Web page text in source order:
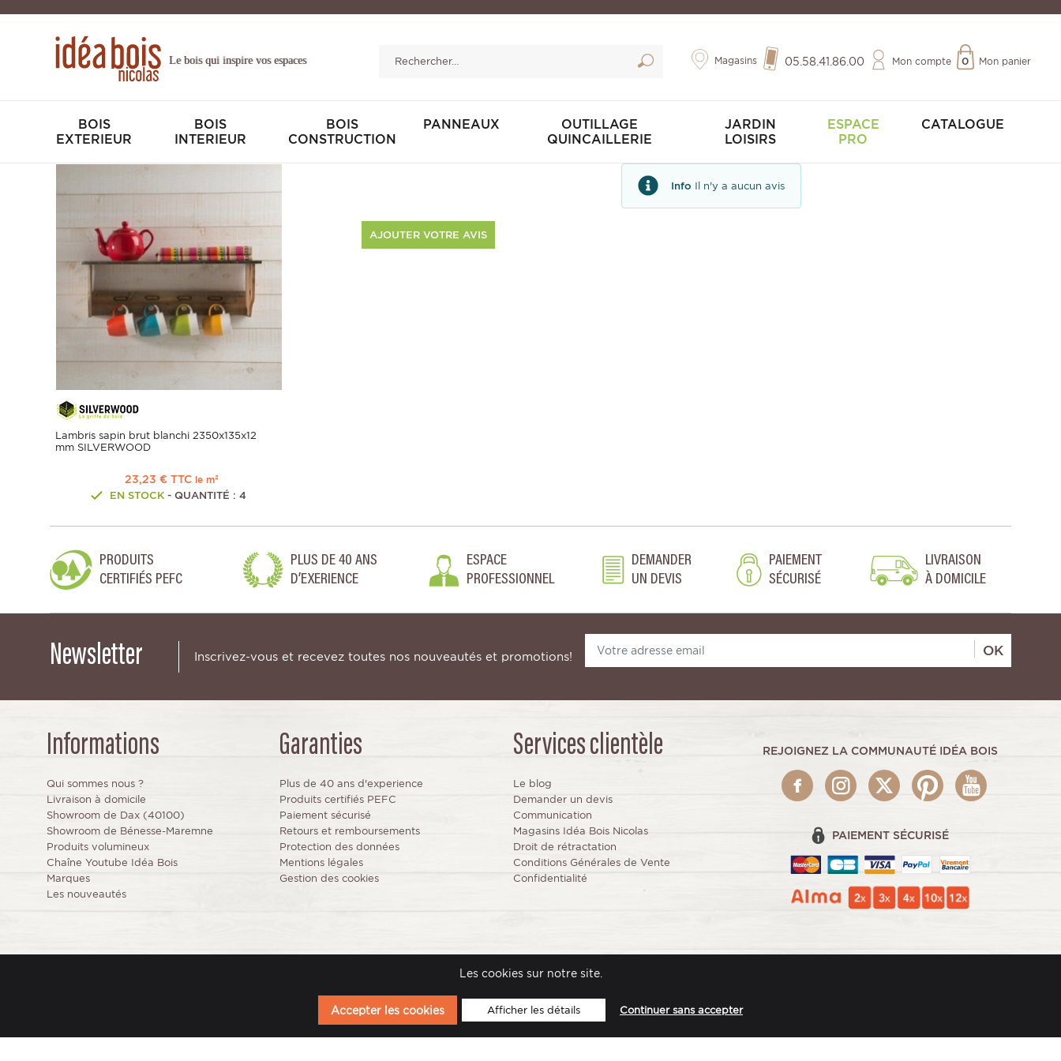
Le bois qui inspire vos espaces Magasins 05.58.41.86.00 Mon compte Mon panier
0
BOIS
EXTERIEUR
BOIS
INTERIEUR
BOIS
CONSTRUCTION
PANNEAUX
OUTILLAGE
QUINCAILLERIE
JARDIN
LOISIRS
ESPACE
PRO
CATALOGUE
Lambris sapin brut blanchi 2350x135x12
mm SILVERWOOD
23,23 € TTC le m²
EN STOCK - QUANTITÉ : 4
Info Il n'y a aucun avis
AJOUTER VOTRE AVIS
PRODUITS
CERTIFIÉS PEFC
PLUS DE 40 ANS
D’EXERIENCE
ESPACE
PROFESSIONNEL
DEMANDER
UN DEVIS
PAIEMENT
SÉCURISÉ
LIVRAISON
À DOMICILE
Newsletter Inscrivez-vous et recevez toutes nos nouveautés et promotions! OK
Informations
Qui sommes nous ?
Livraison à domicile
Showroom de Dax (40100)
Showroom de Bénesse-Maremne
Produits volumineux
Chaîne Youtube Idéa Bois
Marques
Les nouveautés
Garanties
Plus de 40 ans d'experience
Produits certifiés PEFC
Paiement sécurisé
Retours et remboursements
Protection des données
Mentions légales
Gestion des cookies
Services clientèle
Le blog
Demander un devis
Communication
Magasins Idéa Bois Nicolas
Droit de rétractation
Conditions Générales de Vente
Confidentialité
REJOIGNEZ LA COMMUNAUTÉ IDÉA BOIS
PAIEMENT SÉCURISÉ
Site réalisé parla solution e-commerce Arobases
Les cookies sur notre site.
Accepter les cookies Afficher les détails Continuer sans accepter